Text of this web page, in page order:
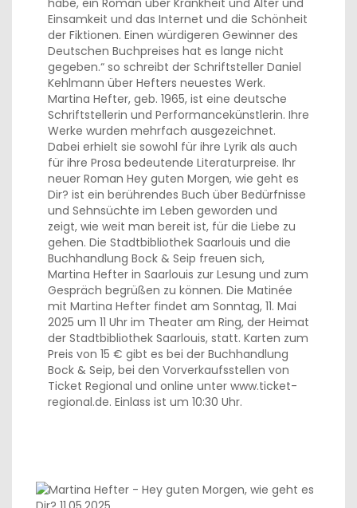
habe, ein Roman über Krankheit und Alter und
Einsamkeit und das Internet und die Schönheit
der Fiktionen. Einen würdigeren Gewinner des
Deutschen Buchpreises hat es lange nicht
gegeben.“ so schreibt der Schriftsteller Daniel
Kehlmann über Hefters neuestes Werk.
Martina Hefter, geb. 1965, ist eine deutsche
Schriftstellerin und Performancekünstlerin. Ihre
Werke wurden mehrfach ausgezeichnet.
Dabei erhielt sie sowohl für ihre Lyrik als auch
für ihre Prosa bedeutende Literaturpreise. Ihr
neuer Roman Hey guten Morgen, wie geht es
Dir? ist ein berührendes Buch über Bedürfnisse
und Sehnsüchte im Leben geworden und
zeigt, wie weit man bereit ist, für die Liebe zu
gehen. Die Stadtbibliothek Saarlouis und die
Buchhandlung Bock & Seip freuen sich,
Martina Hefter in Saarlouis zur Lesung und zum
Gespräch begrüßen zu können. Die Matinée
mit Martina Hefter findet am Sonntag, 11. Mai
2025 um 11 Uhr im Theater am Ring, der Heimat
der Stadtbibliothek Saarlouis, statt. Karten zum
Preis von 15 € gibt es bei der Buchhandlung
Bock & Seip, bei den Vorverkaufsstellen von
Ticket Regional und online unter www.ticket-
regional.de. Einlass ist um 10:30 Uhr.